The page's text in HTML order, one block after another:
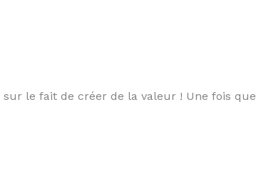
le fait de créer de la valeur ! Une fois que